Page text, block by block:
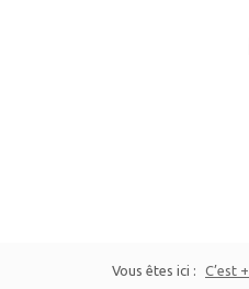
Vous êtes ici : C’est